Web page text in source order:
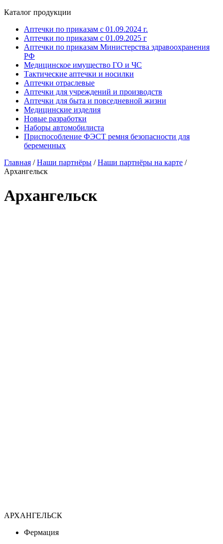
Каталог продукции
Аптечки по приказам с 01.09.2024 г.
Аптечки по приказам с 01.09.2025 г
Аптечки по приказам Министерства здравоохранения
РФ
Медицинское имущество ГО и ЧС
Тактические аптечки и носилки
Аптечки отраслевые
Аптечки для учреждений и производств
Аптечки для быта и повседневной жизни
Медицинские изделия
Новые разработки
Наборы автомобилиста
Приспособление ФЭСТ ремня безопасности для
беременных
Главная / Наши партнёры / Наши партнёры на карте /
Архангельск
Архангельск
АРХАНГЕЛЬСК
Фермация